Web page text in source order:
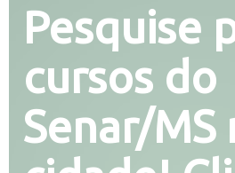
Pesquise
cursos do
Senar/MS